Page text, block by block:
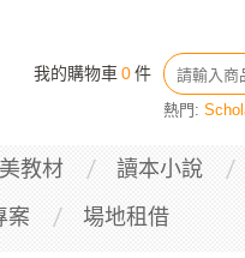
我的購物車 0件
熱門:
教材 讀本小說
案 場地租借